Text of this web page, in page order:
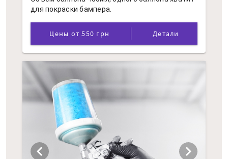
для покраски бампера.
Цены от 550 грн Детали
chevron_left chevron_right